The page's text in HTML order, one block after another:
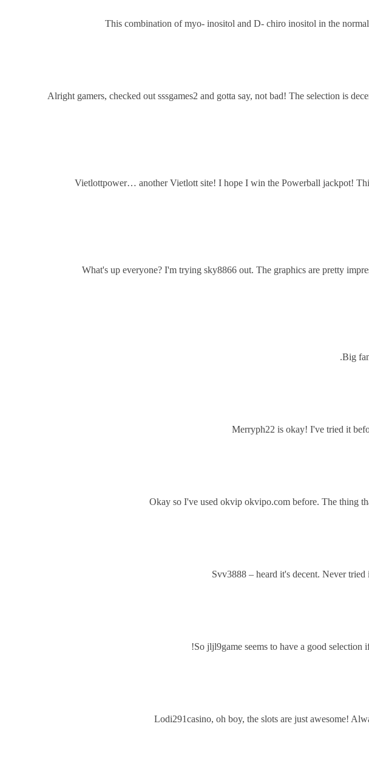
This combination of myo- inositol and D- chiro inositol in the
Alright gamers, checked out sssgames2 and gotta say, not bad! The selection is
Vietlottpower… another Vietlott site! I hope I win the Powerball jackpot!
What's up everyone? I'm trying sky8866 out. The graphics are pretty
Big
.
Merryph22 is okay! I've tried it
Okay so I've used okvip okvipo.com before. The thing
Svv3888 – heard it's decent. Never
So jljl9game seems to have a good
Lodi291casino, oh boy, the slots are just awesome!